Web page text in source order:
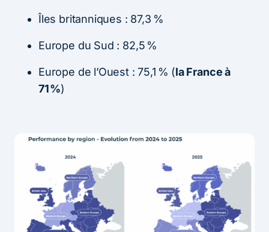
Îles britanniques : 87,3 %
Europe du Sud : 82,5 %
Europe de l’Ouest : 75,1 % (la France à
71 %)